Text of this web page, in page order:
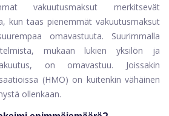
vakuutusmaksut merkitsevät
kun taas pienemmät vakuutusmaksut
omavastuuta. Suurimmalla
mukaan lukien yksilön ja
on omavastuu. Joissakin
(HMO) on kuitenkin vähäinen
ollenkaan.